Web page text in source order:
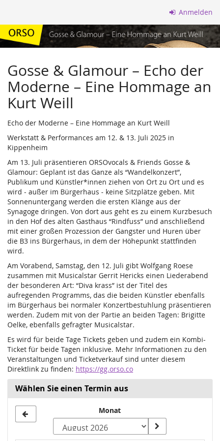
Inhalt
springen
Anmelden
Gosse & Glamour – Echo der
Moderne – Eine Hommage an
Kurt Weill
Echo der Moderne – Eine Hommage an Kurt Weill
Werkstatt & Performances am 12. & 13. Juli 2025 in
Kippenheim
Am 13. Juli präsentieren ORSOvocals & Friends Gosse &
Glamour: Geplant ist das Ganze als “Wandelkonzert”,
Publikum und Künstler*innen ziehen von Ort zu Ort und es
wird - außer im Bürgerhaus - keine Sitzplätze geben. Mit
Sonnenuntergang werden die ersten Klänge aus der
Synagoge dringen. Von dort aus geht es zu einem Kurzbesuch
in den Hof des alten Gasthaus “Rindfuss” und anschließend
mit einer großen Prozession der Gangster und Huren über
die B3 ins Bürgerhaus, in dem der Höhepunkt stattfinden
wird.
Am Vorabend, Samstag, den 12. Juli gibt Wolfgang Roese
zusammen mit Musicalstar Gerrit Hericks einen Liederabend
der besonderen Art: “Diva krass” ist der Titel des
aufregenden Programms, das die beiden Künstler ebenfalls
im Bürgerhaus bei normaler Konzertbestuhlung präsentieren
werden. Zudem mit von der Partie an beiden Tagen: Brigitte
Oelke, ebenfalls gefragter Musicalstar.
Es wird für beide Tage Tickets geben und zudem ein Kombi-
Ticket für beide Tagen inklusive. Mehr Informationen zu den
Veranstaltungen und Ticketverkauf sind unter diesem
Direktlink zu finden: https://gg.orso.co
Wählen Sie einen Termin aus
Monat